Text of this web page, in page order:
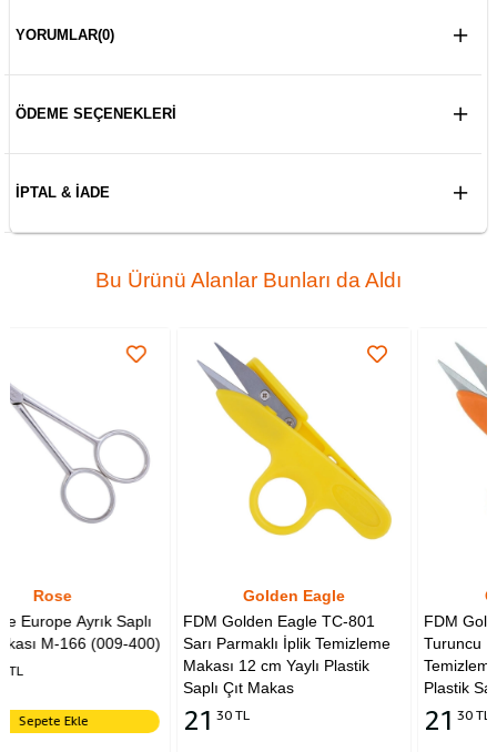
YORUMLAR(0)
ÖDEME SEÇENEKLERI
İPTAL & İADE
Bu Ürünü Alanlar Bunları da Aldı
400)
FDM Golden Eagle TC-801
Sarı Parmaklı İplik Temizleme
Makası 12 cm Yaylı Plastik
2130 TL
FDM Golden Eagle TC-801
Turuncu Parmaklı İplik
Temizleme Makası 12 cm
Plastik Saplı Çıt Makas